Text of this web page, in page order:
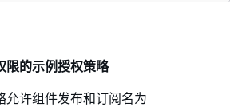
限的示例授权策略
允许组件发布和订阅名为